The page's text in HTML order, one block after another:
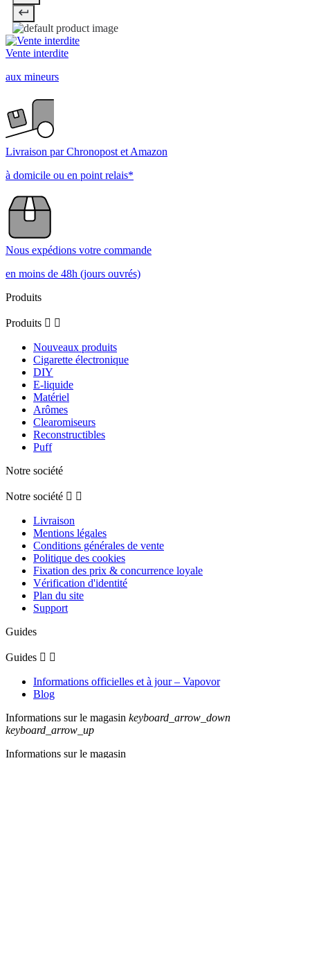
Vente interdite
aux mineurs
Livraison par Chronopost et Amazon
à domicile ou en point relais*
Nous expédions votre commande
en moins de 48h (jours ouvrés)
Produits
Produits  
Nouveaux produits
Cigarette électronique
DIY
E-liquide
Matériel
Arômes
Clearomiseurs
Reconstructibles
Puff
Notre société
Notre société  
Livraison
Mentions légales
Conditions générales de vente
Politique des cookies
Fixation des prix & concurrence loyale
Vérification d'identité
Plan du site
Support
Guides
Guides  
Informations officielles et à jour – Vapovor
Blog
Informations sur le magasin keyboard_arrow_down
keyboard_arrow_up
Informations sur le magasin